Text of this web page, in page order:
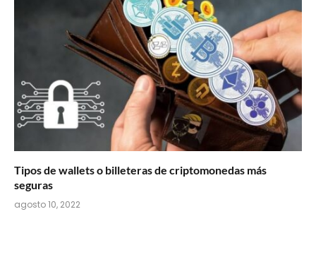
Tipos de wallets o billeteras de criptomonedas más
seguras
agosto 10, 2022